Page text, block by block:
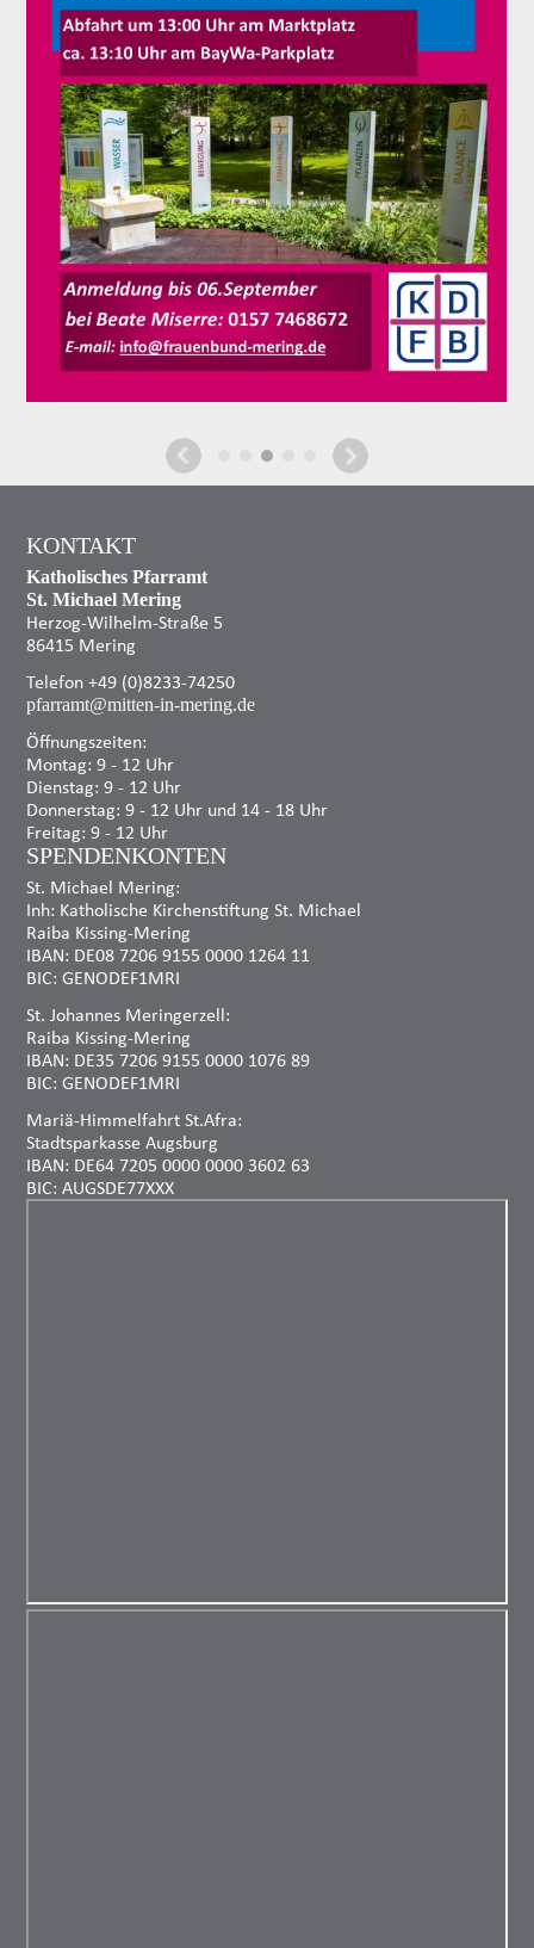
KONTAKT
Katholisches Pfarramt
St. Michael Mering
Herzog-Wilhelm-Straße 5
86415 Mering
Telefon +49 (0)8233-74250
pfarramt@mitten-in-mering.de
Öffnungszeiten:
Montag: 9 - 12 Uhr
Dienstag: 9 - 12 Uhr
Donnerstag: 9 - 12 Uhr und 14 - 18 Uhr
Freitag: 9 - 12 Uhr
SPENDENKONTEN
St. Michael Mering:
Inh: Katholische Kirchenstiftung St. Michael
Raiba Kissing-Mering
IBAN: DE08 7206 9155 0000 1264 11
BIC: GENODEF1MRI
St. Johannes Meringerzell:
Raiba Kissing-Mering
IBAN: DE35 7206 9155 0000 1076 89
BIC: GENODEF1MRI
Mariä-Himmelfahrt St.Afra:
Stadtsparkasse Augsburg
IBAN: DE64 7205 0000 0000 3602 63
BIC: AUGSDE77XXX